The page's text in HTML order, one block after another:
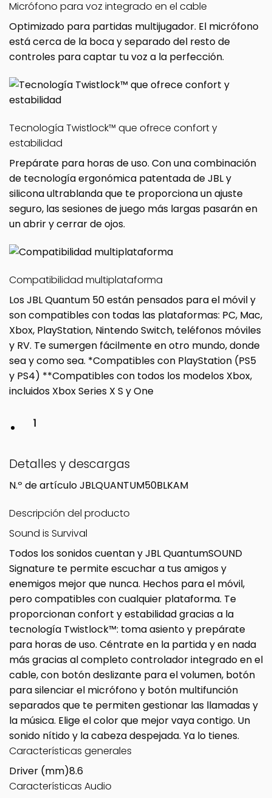
Micrófono para voz integrado en el cable
Optimizado para partidas multijugador. El micrófono
está cerca de la boca y separado del resto de
controles para captar tu voz a la perfección.
Tecnología Twistlock™ que ofrece confort y
estabilidad
Prepárate para horas de uso. Con una combinación
de tecnología ergonómica patentada de JBL y
silicona ultrablanda que te proporciona un ajuste
seguro, las sesiones de juego más largas pasarán en
un abrir y cerrar de ojos.
Compatibilidad multiplataforma
Los JBL Quantum 50 están pensados para el móvil y
son compatibles con todas las plataformas: PC, Mac,
Xbox, PlayStation, Nintendo Switch, teléfonos móviles
y RV. Te sumergen fácilmente en otro mundo, donde
sea y como sea. *Compatibles con PlayStation (PS5
y PS4) **Compatibles con todos los modelos Xbox,
incluidos Xbox Series X S y One
1
Detalles y descargas
N.º de artículoJBLQUANTUM50BLKAM
Descripción del producto
Sound is Survival
Todos los sonidos cuentan y JBL QuantumSOUND
Signature te permite escuchar a tus amigos y
enemigos mejor que nunca. Hechos para el móvil,
pero compatibles con cualquier plataforma. Te
proporcionan confort y estabilidad gracias a la
tecnología Twistlock™: toma asiento y prepárate
para horas de uso. Céntrate en la partida y en nada
más gracias al completo controlador integrado en el
cable, con botón deslizante para el volumen, botón
para silenciar el micrófono y botón multifunción
separados que te permiten gestionar las llamadas y
la música. Elige el color que mejor vaya contigo. Un
sonido nítido y la cabeza despejada. Ya lo tienes.
Características generales
Driver (mm)8.6
Características Audio